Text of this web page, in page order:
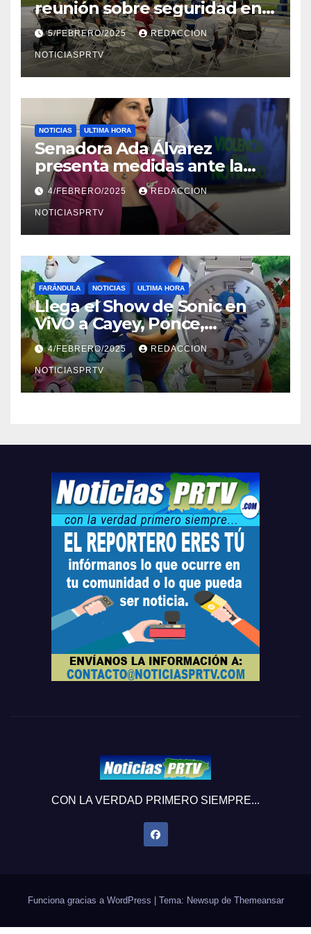
reunión sobre seguridad en
Reparto Metropolitano
5/FEBRERO/2025 REDACCION
NOTICIASPRTV
NOTICIAS ULTIMA HORA
Senadora Ada Álvarez
presenta medidas ante la
violencia en el noviazgo
4/FEBRERO/2025 REDACCION
NOTICIASPRTV
FARÁNDULA NOTICIAS ULTIMA HORA
Llega el Show de Sonic en
ViVO a Cayey, Ponce,
Barceloneta y Humacao,
Relojes gratis para el que
compre ahora….
4/FEBRERO/2025 REDACCION
NOTICIASPRTV
CON LA VERDAD PRIMERO SIEMPRE...
Funciona gracias a WordPress | Tema: Newsup de Themeansar